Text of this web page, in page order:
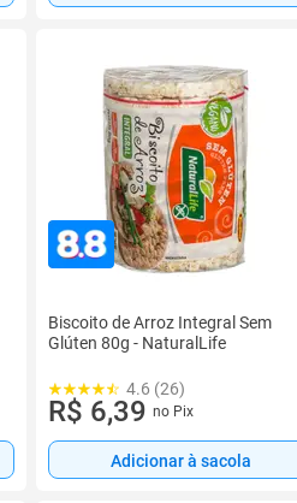
Biscoito de Arroz Integral Sem
Glúten 80g - NaturalLife
4.6 (26)
R$ 6,39 no Pix
Adicionar à sacola